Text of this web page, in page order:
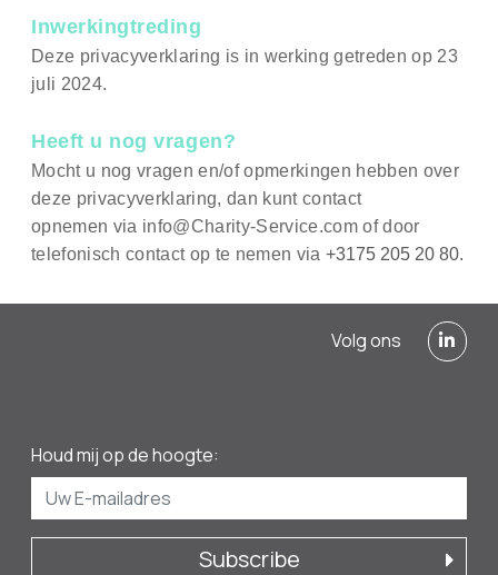
Inwerkingtreding
Deze privacyverklaring is in werking getreden op 23
juli 2024.
Heeft u nog vragen?
Mocht u nog vragen en/of opmerkingen hebben over
deze privacyverklaring, dan kunt contact
opnemen via info@Charity-Service.com of door
telefonisch contact op te nemen via +3175 205 20 80.
Volg ons
Houd mij op de hoogte:
Subscribe